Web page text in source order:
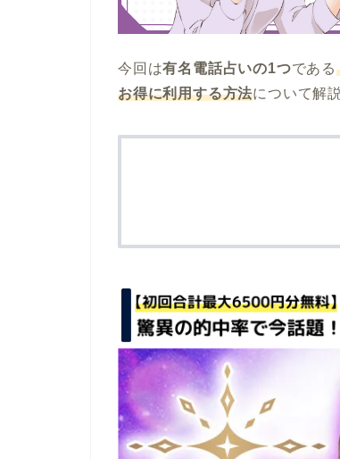
今回は有名電話占いの1つである
お得に利用する方法について解